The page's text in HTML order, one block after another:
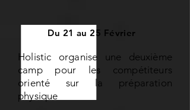
Du 21 au 25 Février
Holistic organise une deuxième
camp pour les compétiteurs
orienté sur la préparation
physique